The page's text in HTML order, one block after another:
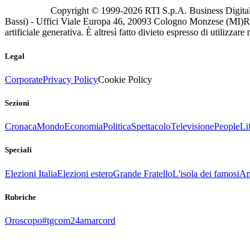
Copyright © 1999-2026 RTI S.p.A. Business
Bassi) - Uffici Viale Europa 46, 20093 Cologno Monzese (MI)
artificiale generativa. È altresì fatto divieto espresso di utilizzare
Legal
CorporatePrivacy PolicyCookie Policy
Sezioni
CronacaMondoEconomiaPoliticaSpettacoloTelevisionePeople
Speciali
Elezioni ItaliaElezioni esteroGrande FratelloL'isola dei famosi
Rubriche
Oroscopo#tgcom24amarcord